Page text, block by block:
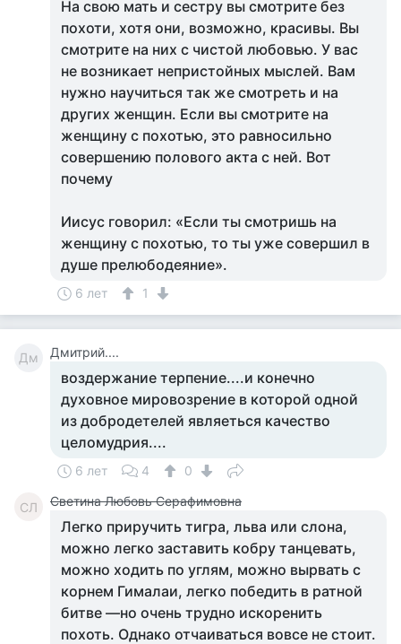
На свою мать и сестру вы смотрите без
похоти, хотя они, возможно, красивы. Вы
смотрите на них с чистой любовью. У вас
не возникает непристойных мыслей. Вам
нужно научиться так же смотреть и на
других женщин. Если вы смотрите на
женщину с похотью, это равносильно
совершению полового акта с ней. Вот
почему
Иисус говорил: «Если ты смотришь на
женщину с похотью, то ты уже совершил в
душе прелюбодеяние».
6 лет 1
Дм Дмитрий....
воздержание терпение....и конечно
духовное мировозрение в которой одной
из добродетелей являеться качество
целомудрия....
6 лет 4 0
СЛ Светина Любовь Серафимовна
Легко приручить тигра, льва или слона,
можно легко заставить кобру танцевать,
можно ходить по углям, можно вырвать с
корнем Гималаи, легко победить в ратной
битве —но очень трудно искоренить
похоть. Однако отчаиваться вовсе не стоит.